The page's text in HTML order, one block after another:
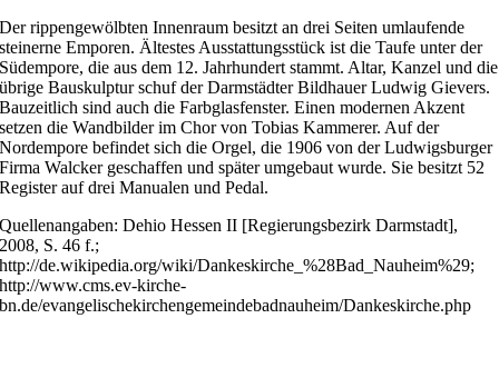
Der rippengewölbten Innenraum besitzt an drei Seiten umlaufende
steinerne Emporen. Ältestes Ausstattungsstück ist die Taufe unter der
Südempore, die aus dem 12. Jahrhundert stammt. Altar, Kanzel und die
übrige Bauskulptur schuf der Darmstädter Bildhauer Ludwig Gievers.
Bauzeitlich sind auch die Farbglasfenster. Einen modernen Akzent
setzen die Wandbilder im Chor von Tobias Kammerer. Auf der
Nordempore befindet sich die Orgel, die 1906 von der Ludwigsburger
Firma Walcker geschaffen und später umgebaut wurde. Sie besitzt 52
Register auf drei Manualen und Pedal.
Quellenangaben: Dehio Hessen II [Regierungsbezirk Darmstadt],
2008, S. 46 f.;
http://de.wikipedia.org/wiki/Dankeskirche_%28Bad_Nauheim%29;
http://www.cms.ev-kirche-
bn.de/evangelischekirchengemeindebadnauheim/Dankeskirche.php